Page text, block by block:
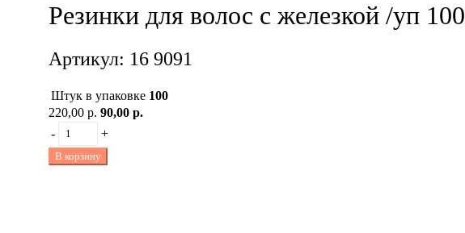
Резинки для волос с железкой /уп 100
Артикул: 16 9091
Штук в упаковке 100
220,00 р. 90,00 р.
-
+
В корзину